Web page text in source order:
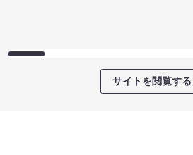
サイトを閲覧する